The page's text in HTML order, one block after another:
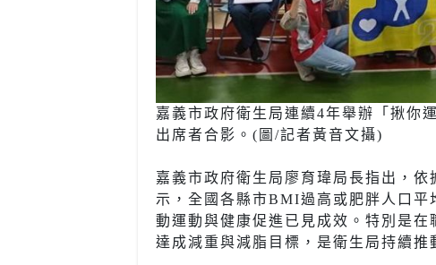
嘉義市政府衛生局連續4年舉辦「揪你
出席者合影。(圖/記者黃音文攝)
嘉義市政府衛生局廖育瑋局長指出，
示，全國各縣市BMI過高或肥胖人口平
動運動與健康促進已見成效。特別是
達成減重與減脂目標，是衛生局持續推